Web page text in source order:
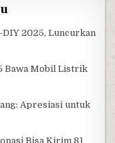
2025, Luncurkan
Bawa Mobil Listrik
Apresiasi untuk
Bisa Kirim 81